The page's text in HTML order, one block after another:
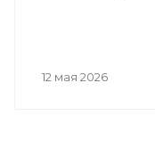
12 мая 2026